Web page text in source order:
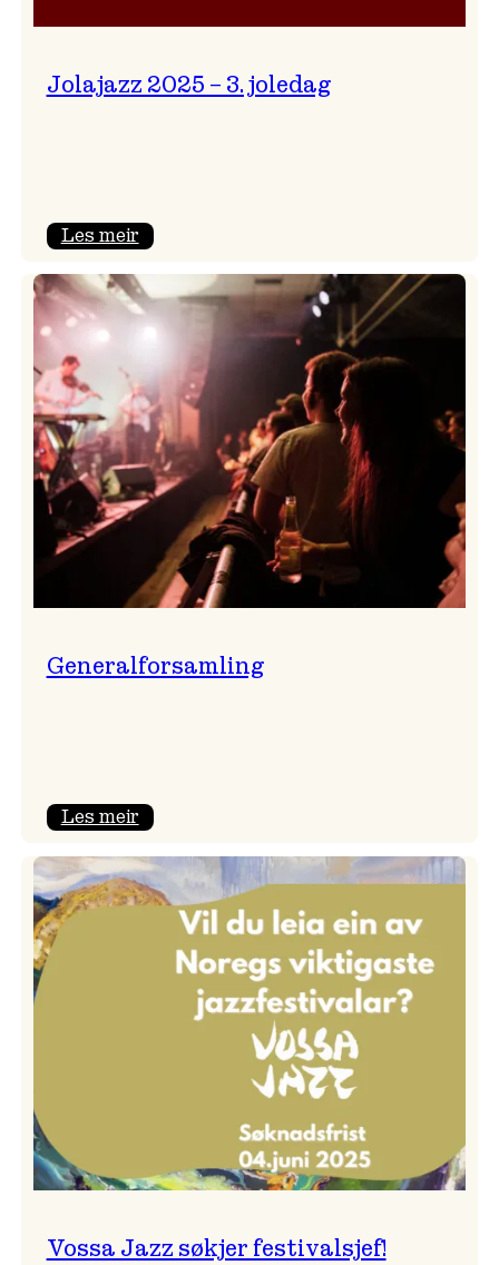
Jolajazz 2025 – 3. joledag
Les meir:
2025
–
joledag
Generalforsamling
Les meir:
Vossa Jazz søkjer festivalsjef!